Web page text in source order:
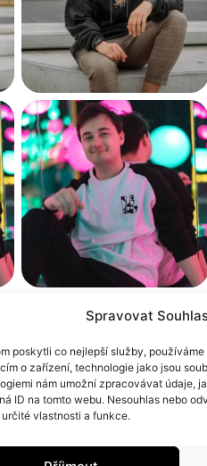
Spravovat
poskytli co nejlepší služby,
o zařízení, technologie jako jsou
nám umožní zpracovávat údaje,
ID na tomto webu. Nesouhlas nebo
vlastnosti a funkce.